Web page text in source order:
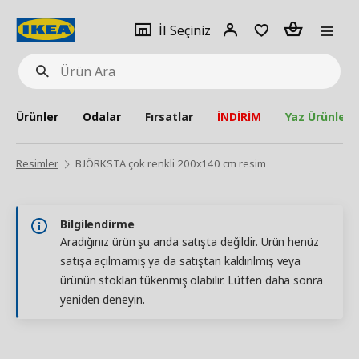
Ürün
Ara
İl Seçiniz
Giriş
Adet
Ürünler Odalar Fırsatlar İNDİRİM Yaz Ürünleri
Resimler BJÖRKSTA çok renkli 200x140 cm resim
Bilgilendirme
Aradığınız ürün şu anda satışta değildir. Ürün henüz
satışa açılmamış ya da satıştan kaldırılmış veya
ürünün stokları tükenmiş olabilir. Lütfen daha sonra
yeniden deneyin.